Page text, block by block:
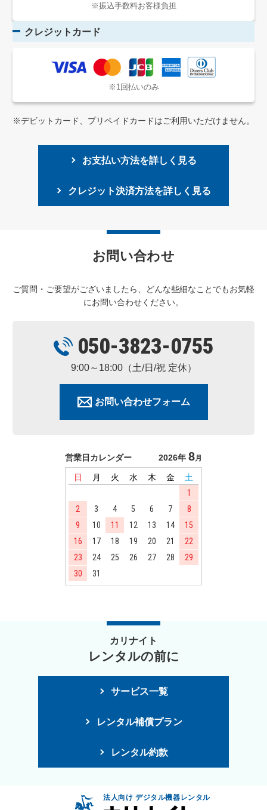
※振込手数料お客様負担
クレジットカード
※1回払いのみ
※デビットカード、プリペイドカードはご利用いただけません。
お支払い方法を詳しく見る
クレジット決済方法を詳しく見る
お問い合わせ
ご質問・ご要望がございましたら、どんな些細なことでもお気軽
にお問い合わせください。
営業日カレンダー 2026年 8月
日 月 火 水 木 金
土
1
2
3 4 5 6 7
8
9
10 11 12 13 14
15
16
17 18 19 20 21
22
23
24 25 26 27 28
29
30
31
050-3823-0755
9:00～18:00（土/日/祝 定休）
お問い合わせフォーム
カリナイト
レンタルの前に
サービス一覧
レンタル補償プラン
レンタル約款
法人向け デジタル機器レンタル